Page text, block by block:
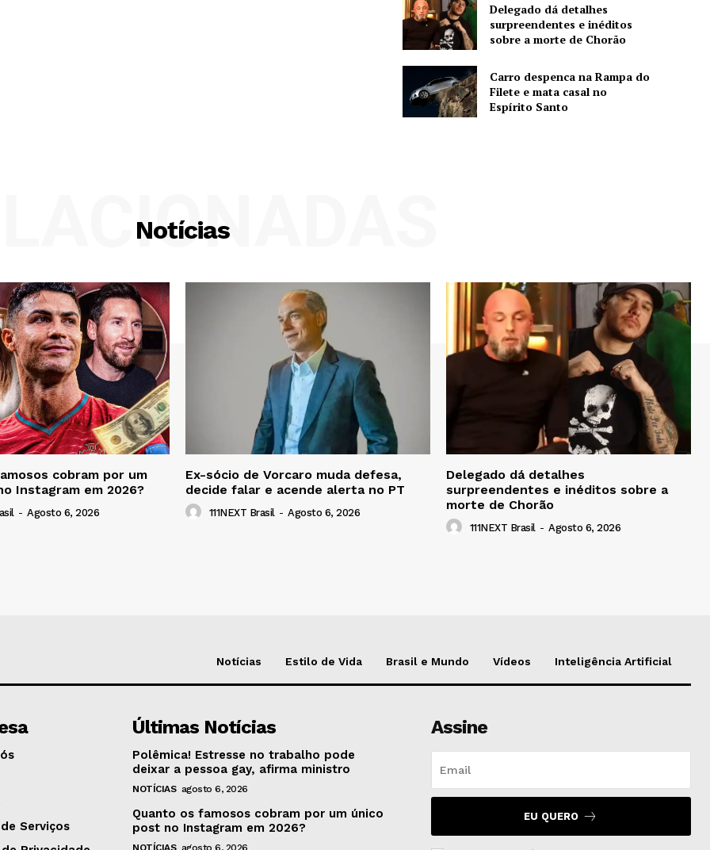
Delegado dá detalhes
surpreendentes e inéditos
sobre a morte de Chorão
Carro despenca na Rampa do
Filete e mata casal no
Espírito Santo
Notícias
cobram por um
Instagram em 2026?
- Agosto 6, 2026
Ex-sócio de Vorcaro muda defesa,
decide falar e acende alerta no PT
111NEXT Brasil - Agosto 6, 2026
Delegado dá detalhes
surpreendentes e inéditos sobre a
morte de Chorão
111NEXT Brasil - Agosto 6, 2026
Notícias Estilo de Vida Brasil e Mundo Vídeos Inteligência Artificial
Serviços
Últimas Notícias
Polêmica! Estresse no trabalho pode
deixar a pessoa gay, afirma ministro
NOTÍCIAS agosto 6, 2026
Quanto os famosos cobram por um único
post no Instagram em 2026?
NOTÍCIAS agosto 6, 2026
Assine
EU QUERO